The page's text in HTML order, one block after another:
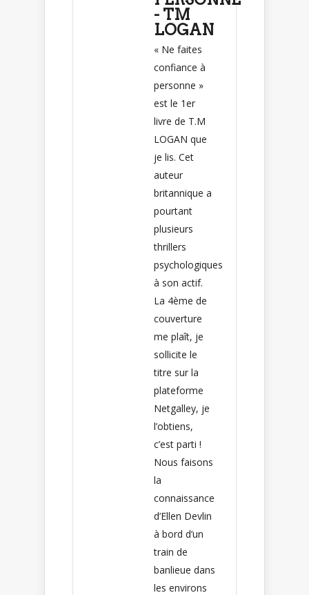
- TM
LOGAN
« Ne faites
confiance à
personne »
est le 1er
livre de T.M
LOGAN que
je lis. Cet
auteur
britannique a
pourtant
plusieurs
thrillers
psychologiques
à son actif.
La 4ème de
couverture
me plaît, je
sollicite le
titre sur la
plateforme
Netgalley, je
l’obtiens,
c’est parti !
Nous faisons
la
connaissance
d’Ellen Devlin
à bord d’un
train de
banlieue dans
les environs